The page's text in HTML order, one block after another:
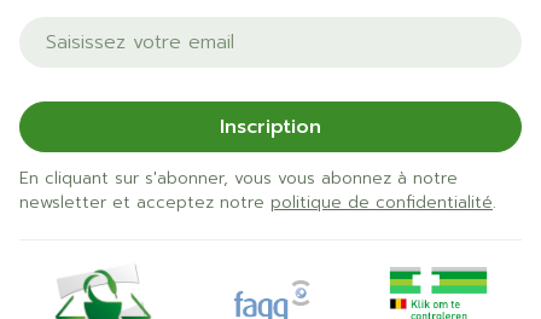
Adresse mail
Inscription
En cliquant sur s'abonner, vous vous abonnez à notre
newsletter et acceptez notre politique de confidentialité.